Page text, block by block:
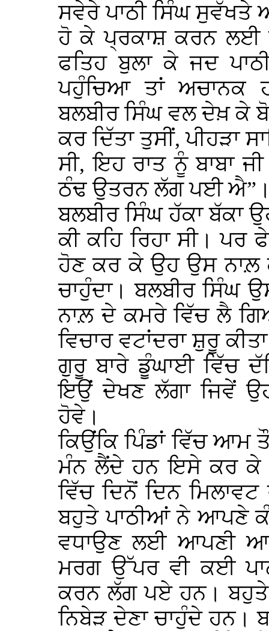
ਸਵੇਰੇ ਪਾਠੀ ਸਿੰਘ ਸੁਵੱਖਤੇ
ਹੋ ਕੇ ਪ੍ਰਕਾਸ਼ ਕਰਨ ਲਈ
ਫਤਿਹ ਬੁਲਾ ਕੇ ਜਦ
ਪਹੁੰਚਿਆ ਤਾਂ ਅਚਾਨਕ
ਬਲਬੀਰ ਸਿੰਘ ਵਲ ਦੇਖ਼ ਕੇ
ਕਰ ਦਿੱਤਾ ਤੁਸੀਂ, ਪੀਹੜਾ
ਸੀ, ਇਹ ਰਾਤ ਨੂੰ ਬਾਬਾ
ਠੰਢ ਉਤਰਨ ਲੱਗ ਪਈ
ਬਲਬੀਰ ਸਿੰਘ ਹੱਕਾ ਬੱਕਾ
ਕੀ ਕਹਿ ਰਿਹਾ ਸੀ। ਪਰ
ਹੋਣ ਕਰ ਕੇ ਉਹ ਉਸ ਨਾਲ਼
ਚਾਹੁੰਦਾ। ਬਲਬੀਰ ਸਿੰਘ
ਨਾਲ਼ ਦੇ ਕਮਰੇ ਵਿੱਚ ਲੈ
ਵਿਚਾਰ ਵਟਾਂਦਰਾ ਸ਼ੁਰੂ
ਗੁਰੂ ਬਾਰੇ ਡੂੰਘਾਈ ਵਿੱਚ
ਇਉਂ ਦੇਖਣ ਲੱਗਾ ਜਿਵੇਂ
ਹੋਵੇ।
ਕਿਉਂਕਿ ਪਿੰਡਾਂ ਵਿੱਚ ਆਮ
ਮੰਨ ਲੈਂਦੇ ਹਨ ਇਸੇ ਕਰ ਕੇ
ਵਿੱਚ ਦਿਨੋਂ ਦਿਨ
ਬਹੁਤੇ ਪਾਠੀਆਂ ਨੇ ਆਪਣੇ
ਵਧਾਉਣ ਲਈ ਆਪਣੀ
ਮਰਗ ਉੱਪਰ ਵੀ ਕਈ
ਕਰਨ ਲੱਗ ਪਏ ਹਨ। ਬਹੁਤੇ
ਨਿਬੇੜ ਦੇਣਾ ਚਾਹੁੰਦੇ ਹਨ।